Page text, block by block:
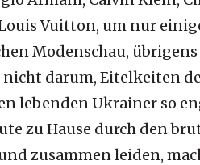
Louis Vuitton, um nur
Modenschau,
darum, Eitelkeiten
lebenden Ukrainer so
zu Hause durch den
zusammen leiden,